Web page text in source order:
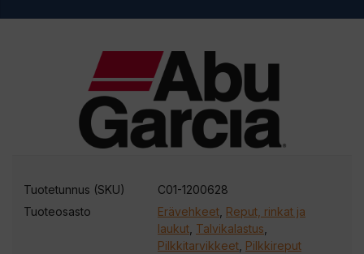
Tuotetunnus (SKU)
C01-1200628
Tuoteosasto
Erävehkeet Reput, rinkat ja
laukut Talvikalastus
Pilkkitarvikkeet Pilkkireput